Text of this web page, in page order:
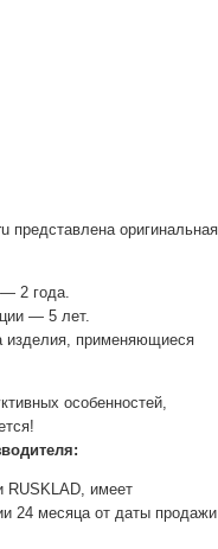
представлена оригинальная
2 года.
— 5 лет.
изделия, применяющиеся
особенностей,
RUSKLAD, имеет
24 месяца от даты продажи